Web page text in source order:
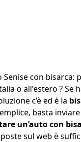
con bisarca:
o all'estero ?
c’è ed è la
basta
un’auto con
sul web è